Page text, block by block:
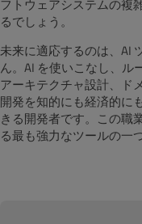
フトウェアシステムの複
るでしょう。
未来に適応するのは、AI
ん。AI を使いこなし、ル
アーキテクチャ設計、ド
開発を知的にも経済的に
きる開発者です。この職
る最も強力なツールの一